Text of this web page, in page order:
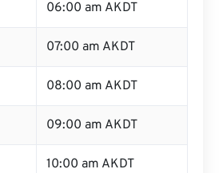
06:00 am AKDT
07:00 am AKDT
08:00 am AKDT
09:00 am AKDT
10:00 am AKDT